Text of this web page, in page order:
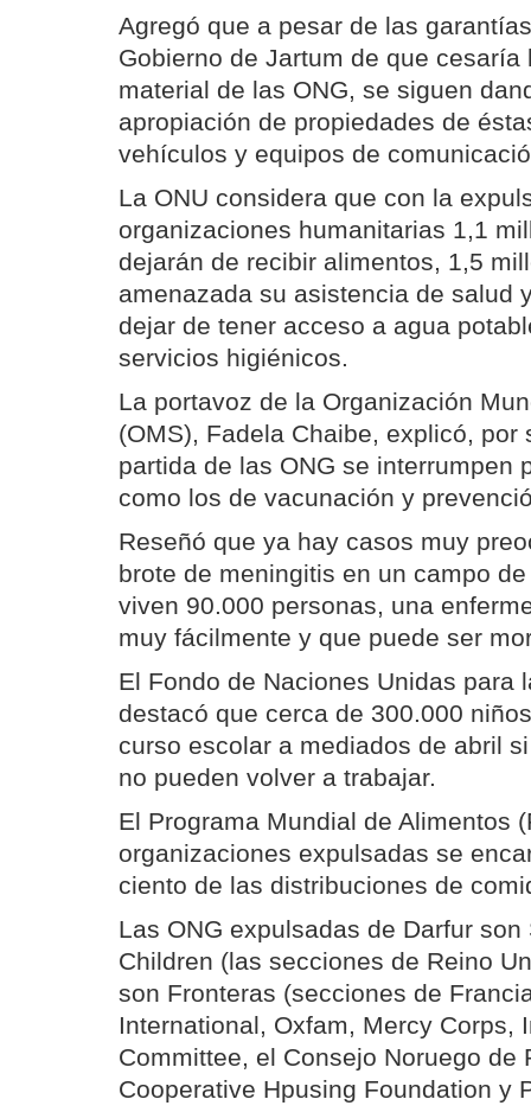
Agregó que a pesar de las
Gobierno de Jartum de que
material de las ONG, se siguen
apropiación de propiedades de
vehículos y equipos de
La ONU considera que con la
organizaciones humanitarias 1,1
dejarán de recibir alimentos, 1,5
amenazada su asistencia de salud
dejar de tener acceso a agua
servicios higiénicos.
La portavoz de la Organización
(OMS), Fadela Chaibe, explicó, por
partida de las ONG se interrumpen
como los de vacunación y
Reseñó que ya hay casos muy
brote de meningitis en un campo
viven 90.000 personas, una
muy fácilmente y que puede ser
El Fondo de Naciones Unidas para
destacó que cerca de 300.000
curso escolar a mediados de abril
no pueden volver a trabajar.
El Programa Mundial de Alimentos
organizaciones expulsadas se
ciento de las distribuciones de
Las ONG expulsadas de Darfur
Children (las secciones de Reino
son Fronteras (secciones de
International, Oxfam, Mercy Corps,
Committee, el Consejo Noruego de
Cooperative Hpusing Foundation y